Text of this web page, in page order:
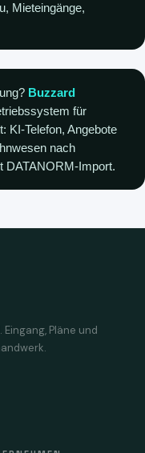
Mieteingänge,
Buzzard
für
KI-Telefon, Angebote
nach
DATANORM-Import.
Pläne und